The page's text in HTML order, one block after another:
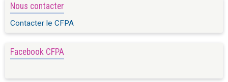
Nous contacter
Contacter le CFPA
Facebook CFPA